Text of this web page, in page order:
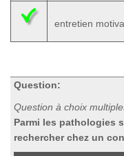
entretien
Question:
Question à choix
Parmi les pathologies
rechercher chez un